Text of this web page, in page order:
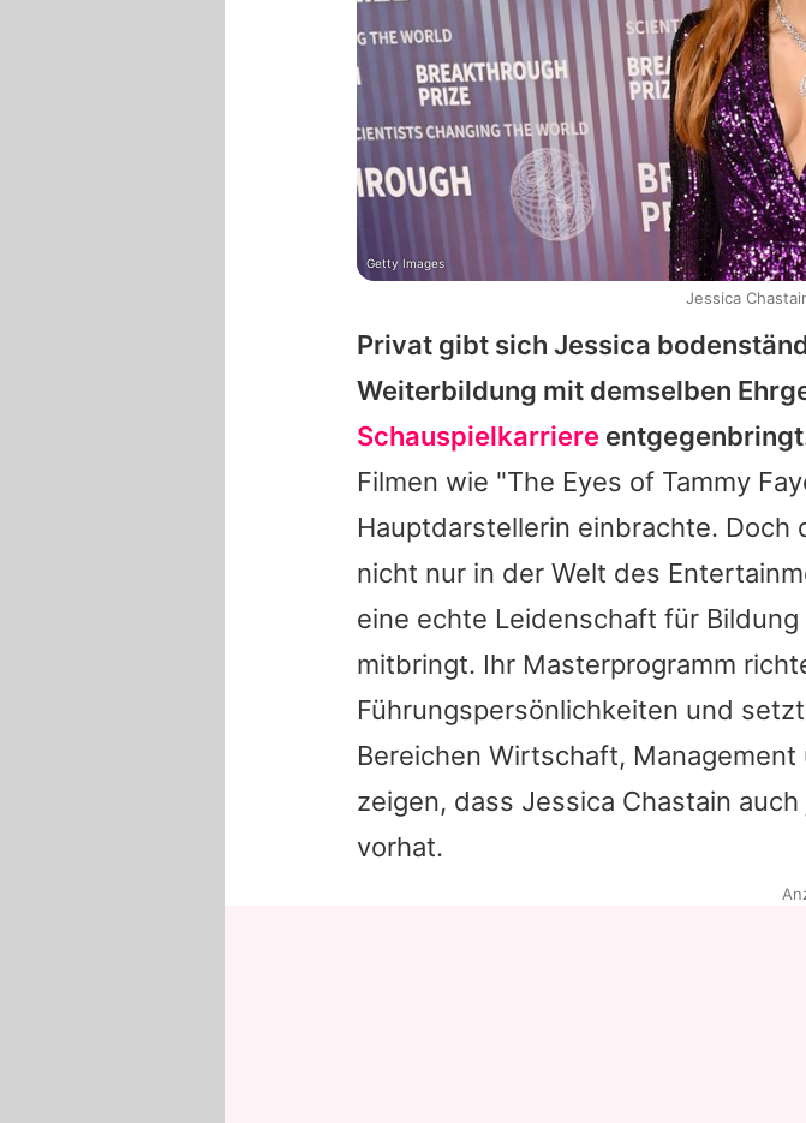
Privat gibt sich Jessica
Weiterbildung mit demselben
Schauspielkarriere
Filmen wie "The Eyes of Tammy
Hauptdarstellerin einbrachte.
nicht nur in der Welt des
eine echte Leidenschaft für
mitbringt. Ihr Masterprogramm
Führungspersönlichkeiten und
Bereichen Wirtschaft,
zeigen, dass Jessica Chastain
vorhat.
Getty Images
Jessica